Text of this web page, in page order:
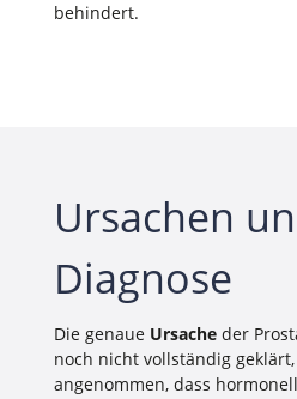
behindert.
Ursachen
Diagnose
Die genaue Ursacheder
noch nicht vollständig
angenommen, dass